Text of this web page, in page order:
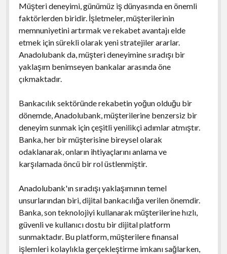
Müşteri deneyimi, günümüz iş dünyasında en önemli
faktörlerden biridir. İşletmeler, müşterilerinin
memnuniyetini artırmak ve rekabet avantajı elde
etmek için sürekli olarak yeni stratejiler ararlar.
Anadolubank da, müşteri deneyimine sıradışı bir
yaklaşım benimseyen bankalar arasında öne
çıkmaktadır.
Bankacılık sektöründe rekabetin yoğun olduğu bir
dönemde, Anadolubank, müşterilerine benzersiz bir
deneyim sunmak için çeşitli yenilikçi adımlar atmıştır.
Banka, her bir müşterisine bireysel olarak
odaklanarak, onların ihtiyaçlarını anlama ve
karşılamada öncü bir rol üstlenmiştir.
Anadolubank'ın sıradışı yaklaşımının temel
unsurlarından biri, dijital bankacılığa verilen önemdir.
Banka, son teknolojiyi kullanarak müşterilerine hızlı,
güvenli ve kullanıcı dostu bir dijital platform
sunmaktadır. Bu platform, müşterilere finansal
işlemleri kolaylıkla gerçekleştirme imkanı sağlarken,